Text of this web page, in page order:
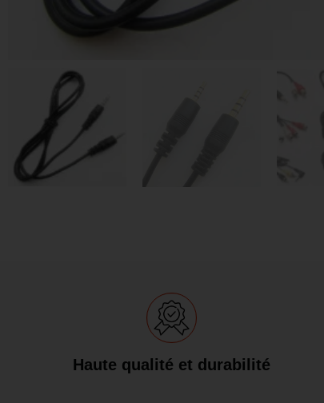
Haute qualité et durabilité